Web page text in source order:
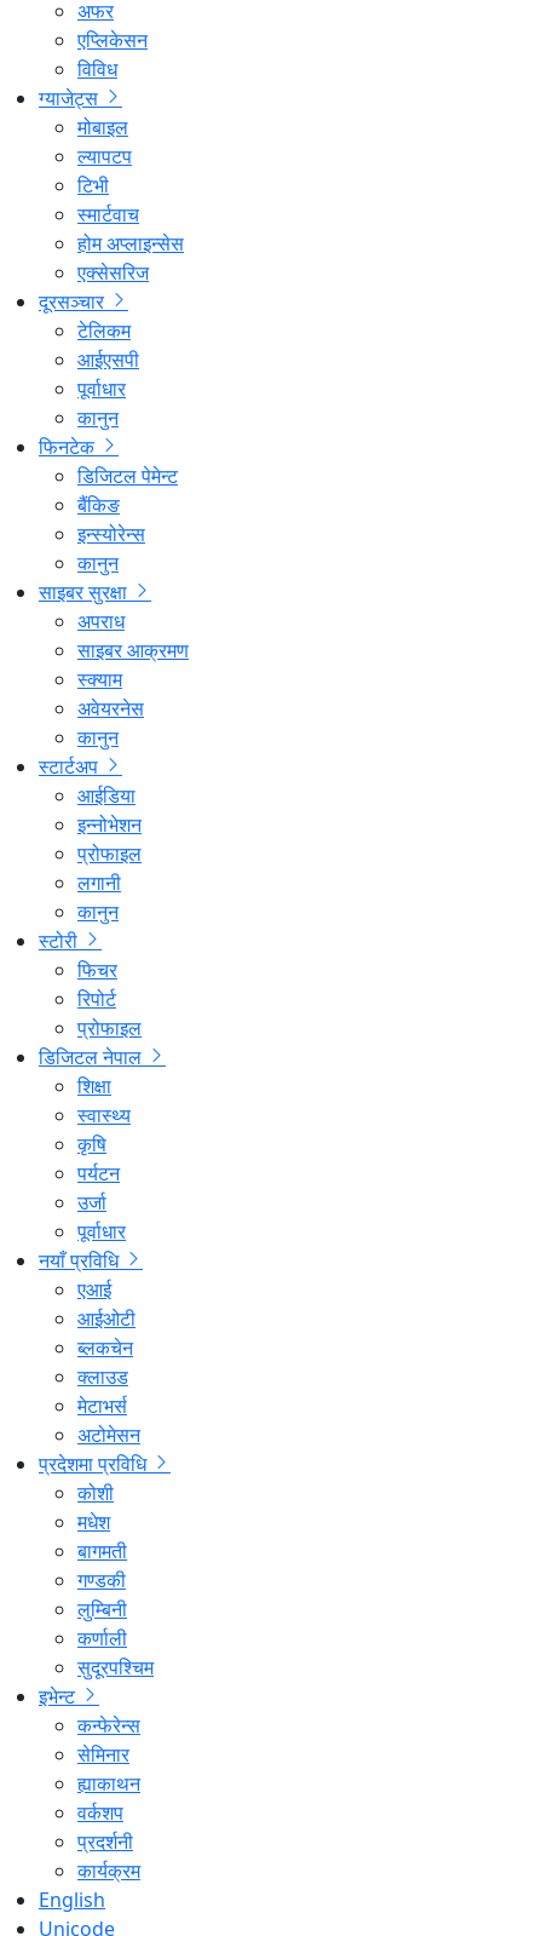
अफर
एप्लिकेसन
विविध
ग्याजेट्स
मोबाइल
ल्यापटप
टिभी
स्मार्टवाच
होम अप्लाइन्सेस
एक्सेसरिज
दूरसञ्चार
टेलिकम
आईएसपी
पूर्वाधार
कानुन
फिनटेक
डिजिटल पेमेन्ट
बैंकिङ
इन्स्योरेन्स
कानुन
साइबर सुरक्षा
अपराध
साइबर आक्रमण
स्क्याम
अवेयरनेस
कानुन
स्टार्टअप
आईडिया
इन्नोभेशन
प्रोफाइल
लगानी
कानुन
स्टोरी
फिचर
रिपोर्ट
प्रोफाइल
डिजिटल नेपाल
शिक्षा
स्वास्थ्य
कृषि
पर्यटन
उर्जा
पूर्वाधार
नयाँ प्रविधि
एआई
आईओटी
ब्लकचेन
क्लाउड
मेटाभर्स
अटोमेसन
प्रदेशमा प्रविधि
कोशी
मधेश
बागमती
गण्डकी
लुम्बिनी
कर्णाली
सुदूरपश्चिम
इभेन्ट
कन्फेरेन्स
सेमिनार
ह्याकाथन
वर्कशप
प्रदर्शनी
कार्यक्रम
English
Unicode